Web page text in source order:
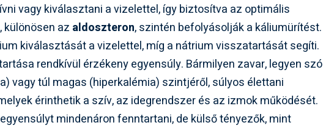
vagy kiválasztani a vizelettel, így biztosítva az optimális
különösen az aldoszteron, szintén befolyásolják a káliumürítést.
kiválasztását a vizelettel, míg a nátrium visszatartását segíti.
rendkívül érzékeny egyensúly. Bármilyen zavar, legyen szó
vagy túl magas (hiperkalémia) szintjéről, súlyos élettani
érinthetik a szív, az idegrendszer és az izmok működését.
mindenáron fenntartani, de külső tényezők, mint